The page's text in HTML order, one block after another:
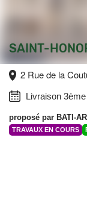
SAINT-
2 Rue de la
Livraison
proposé par BATI-
TRAVAUX EN COURS